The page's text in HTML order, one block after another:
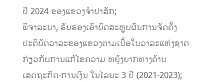
ປີ 2024 ຂອງແຂວງຈໍາປາສັກ;
ພິຈາລະນາ, ຮັບຮອງເອົາບົດສະຫຼຸບຜົນການຈັດຕັ້ງ
ປະຕິບັດວາລະຂອງແຂວງຕາມເນື້ອໃນວາລະແຫ່ງຊາດ
ກ່ຽວກັບການແກ້ໄຂຄວາມ ຫຍຸ້ງຍາກທາງດ້ານ
ເສດຖະກິດ-ການເງິນ ໃນໄລຍະ 3 ປີ (2021-2023);